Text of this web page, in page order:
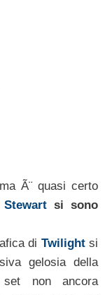
Ã¨ quasi certo
si sono
di Twilightsi
gelosia della
non ancora